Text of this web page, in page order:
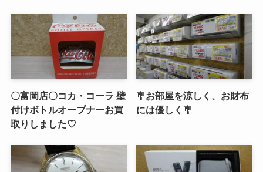
〇富岡店〇コカ・コーラ 壁
付けボトルオープナーお買
取りしました♡
🎐お部屋を涼しく、お財布
には優しく🎐